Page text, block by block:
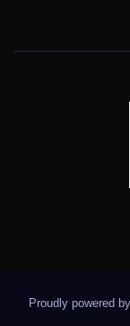
Proudly powered